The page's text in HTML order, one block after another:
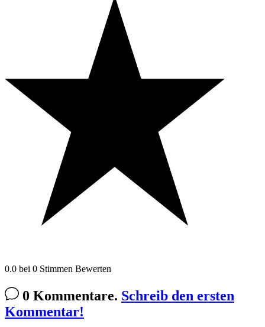
0.0 bei 0 Stimmen Bewerten
0 Kommentare. Schreib den ersten
Kommentar!